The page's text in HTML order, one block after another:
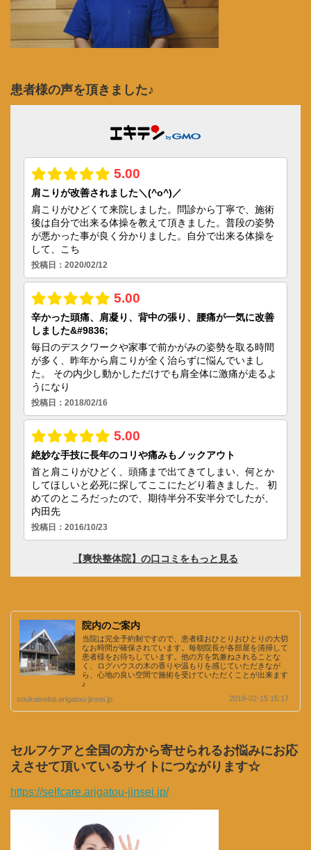
患者様の声を頂きました♪
院内のご案内
当院は完全予約制ですので、患者様おひとりおひとりの大切
なお時間が確保されています。毎朝院長が各部屋を清掃して
患者様をお待ちしています。他の方を気兼ねされることな
く、ログハウスの木の香りや温もりを感じていただきなが
ら、心地の良い空間で施術を受けていただくことが出来ます
♪
soukaiseitai.arigatou-jinsei.jp
2019-02-15 15:17
セルフケアと全国の方から寄せられるお悩みにお応
えさせて頂いているサイトにつながります☆
https://selfcare.arigatou-jinsei.jp/